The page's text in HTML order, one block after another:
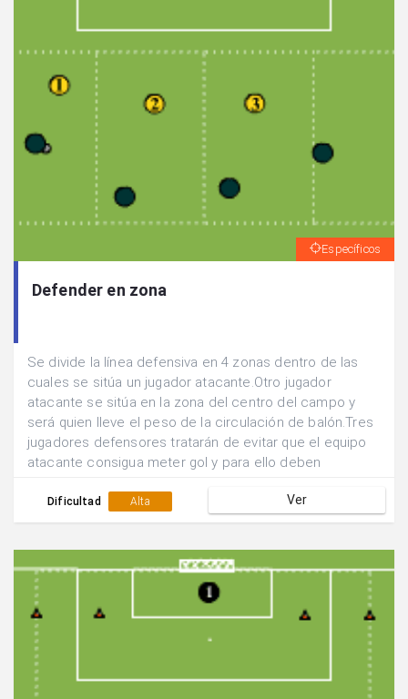
Específicos
Defender en zona
Se divide la línea defensiva en 4 zonas dentro de las
cuales se sitúa un jugador atacante.Otro jugador
atacante se sitúa en la zona del centro del campo y
será quien lleve el peso de la circulación de balón.Tres
jugadores defensores tratarán de evitar que el equipo
atacante consigua meter gol y para ello deben
más cercanas al balón.Defender hasta la finalización de
la jugada.
Dificultad Alta Ver